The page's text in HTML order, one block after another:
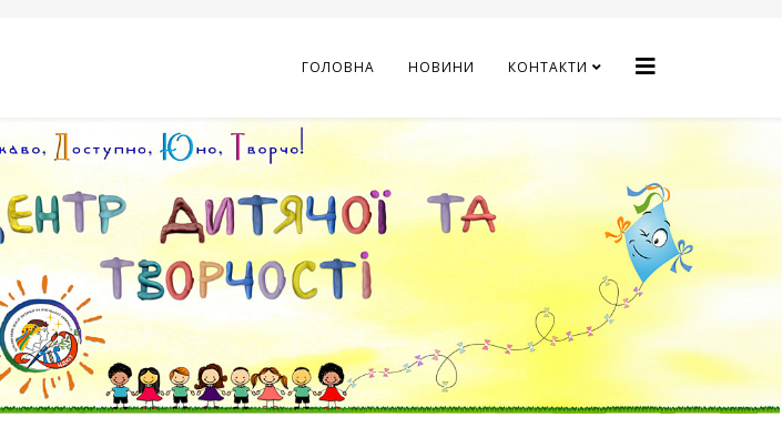
ГОЛОВНА НОВИНИ КОНТАКТИ